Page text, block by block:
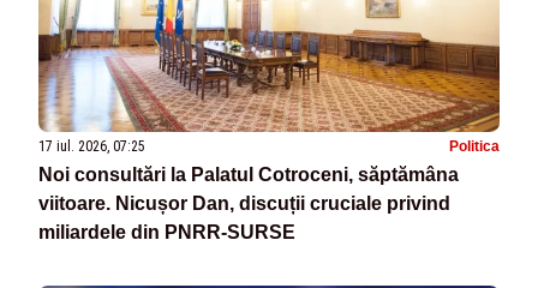
17 iul. 2026, 07:25 Politica
Noi consultări la Palatul Cotroceni, săptămâna
viitoare. Nicușor Dan, discuții cruciale privind
miliardele din PNRR-SURSE